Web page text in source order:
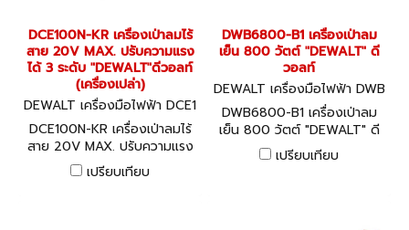
DCE100N-KR เครื่องเป่าลมไร้
สาย 20V MAX. ปรับความแรง
ได้ 3 ระดับ "DEWALT"ดีวอลท์
(เครื่องเปล่า)
DEWALT เครื่องมือไฟฟ้า DCE1
00N-KR
DCE100N-KR เครื่องเป่าลมไร้
สาย 20V MAX. ปรับความแรง
ได้ 3 ระดับ "DEWALT"ดีวอลท์
(เครื่องเปล่า)
เปรียบเทียบ
DWB6800-B1 เครื่องเป่าลม
เย็น 800 วัตต์ "DEWALT" ดี
วอลท์
DEWALT เครื่องมือไฟฟ้า DWB
6800-B1
DWB6800-B1 เครื่องเป่าลม
เย็น 800 วัตต์ "DEWALT" ดี
วอลท์
เปรียบเทียบ